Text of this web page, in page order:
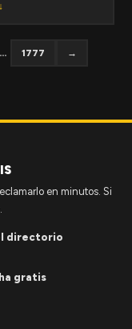
... 1777
→
en minutos. Si
directorio
gratis